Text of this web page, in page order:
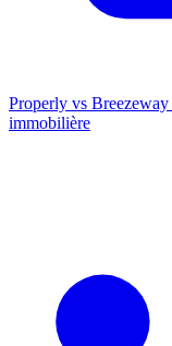
Properly vs Breezeway
immobilière